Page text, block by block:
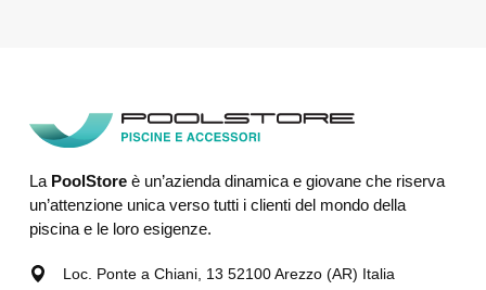
La PoolStoreè un’azienda dinamica e giovane che riserva
un’attenzione unica verso tutti i clienti del mondo della
piscina e le loro esigenze.
Loc. Ponte a Chiani, 13 52100 Arezzo (AR) Italia